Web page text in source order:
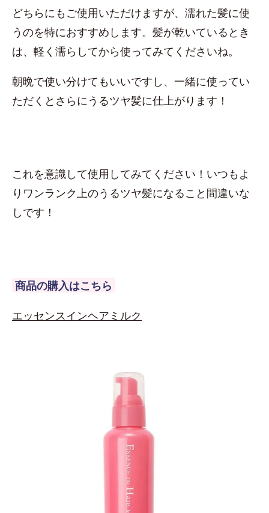
どちらにもご使用いただけますが、濡れた髪に使
うのを特におすすめします。髪が乾いているとき
は、軽く濡らしてから使ってみてくださいね。
朝晩で使い分けてもいいですし、一緒に使ってい
ただくとさらにうるツヤ髪に仕上がります！
これを意識して使用してみてください！いつもよ
りワンランク上のうるツヤ髪になること間違いな
しです！
商品の購入はこちら
エッセンスインヘアミルク